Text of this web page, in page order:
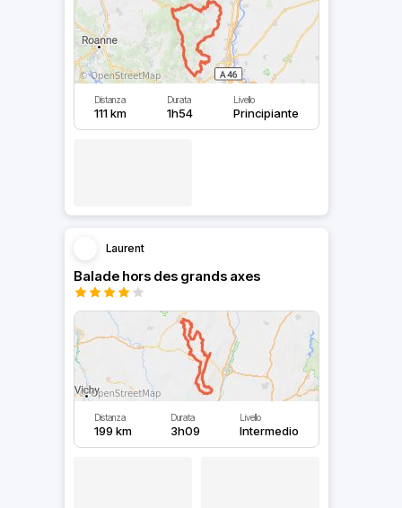
Distanza
111 km
Durata
1h54
Livello
Principiante
Laurent
Balade hors des grands axes
Distanza
199 km
Durata
3h09
Livello
Intermedio